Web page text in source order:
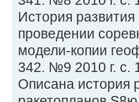
История
проведении
модели-копии
342. №9 2010 г. с.
Описана история